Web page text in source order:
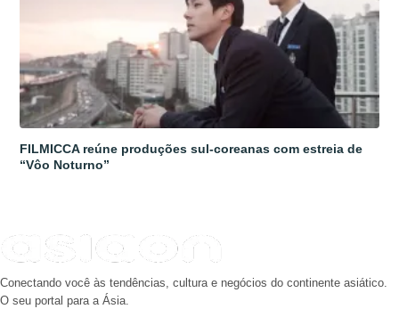
FILMICCA reúne produções sul-coreanas com estreia de
“Vôo Noturno”
Conectando você às tendências, cultura e negócios do continente asiático.
O seu portal para a Ásia.